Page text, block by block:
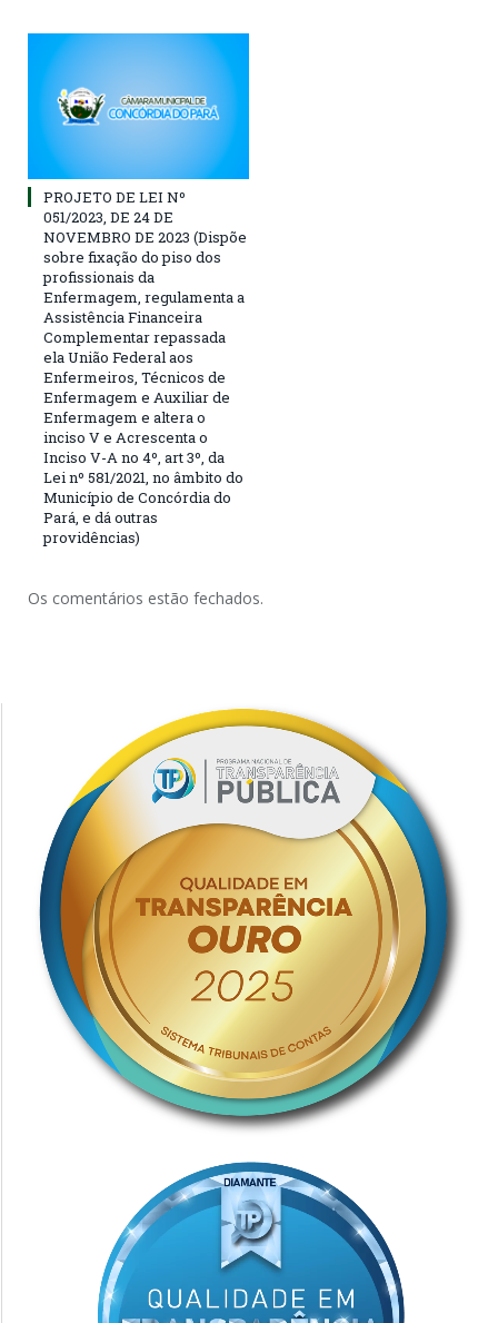
PROJETO DE LEI Nº
051/2023, DE 24 DE
NOVEMBRO DE 2023 (Dispõe
sobre fixação do piso dos
profissionais da
Enfermagem, regulamenta a
Assistência Financeira
Complementar repassada
ela União Federal aos
Enfermeiros, Técnicos de
Enfermagem e Auxiliar de
Enfermagem e altera o
inciso V e Acrescenta o
Inciso V-A no 4º, art 3º, da
Lei nº 581/2021, no âmbito do
Município de Concórdia do
Pará, e dá outras
providências)
Os comentários estão fechados.